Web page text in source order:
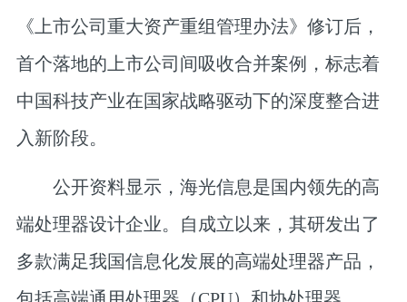
《上市公司重大资产重组管理办法》修订后，
首个落地的上市公司间吸收合并案例，标志着
中国科技产业在国家战略驱动下的深度整合进
入新阶段。
公开资料显示，海光信息是国内领先的高
端处理器设计企业。自成立以来，其研发出了
多款满足我国信息化发展的高端处理器产品，